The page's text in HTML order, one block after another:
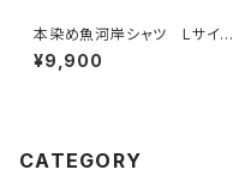
本染め魚河岸シャツ Lサイ
ズ 国宝・鳥獣戯画 高山寺公
認 認定証付き 木綿晒 キナ
町
¥9,900
CATEGORY